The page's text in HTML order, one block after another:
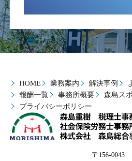
HOME 業務案内 解決事例
報酬一覧
事務所概要 森島ス
プライバシーポリシー
〒156-0043